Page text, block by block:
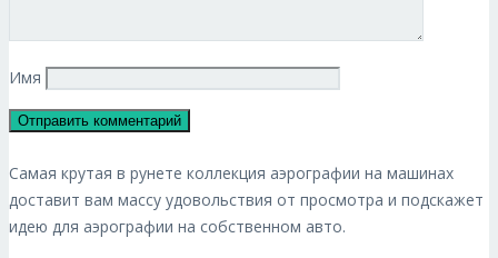
Имя
Самая крутая в рунете коллекция аэрографии на машинах
доставит вам массу удовольствия от просмотра и подскажет
идею для аэрографии на собственном авто.